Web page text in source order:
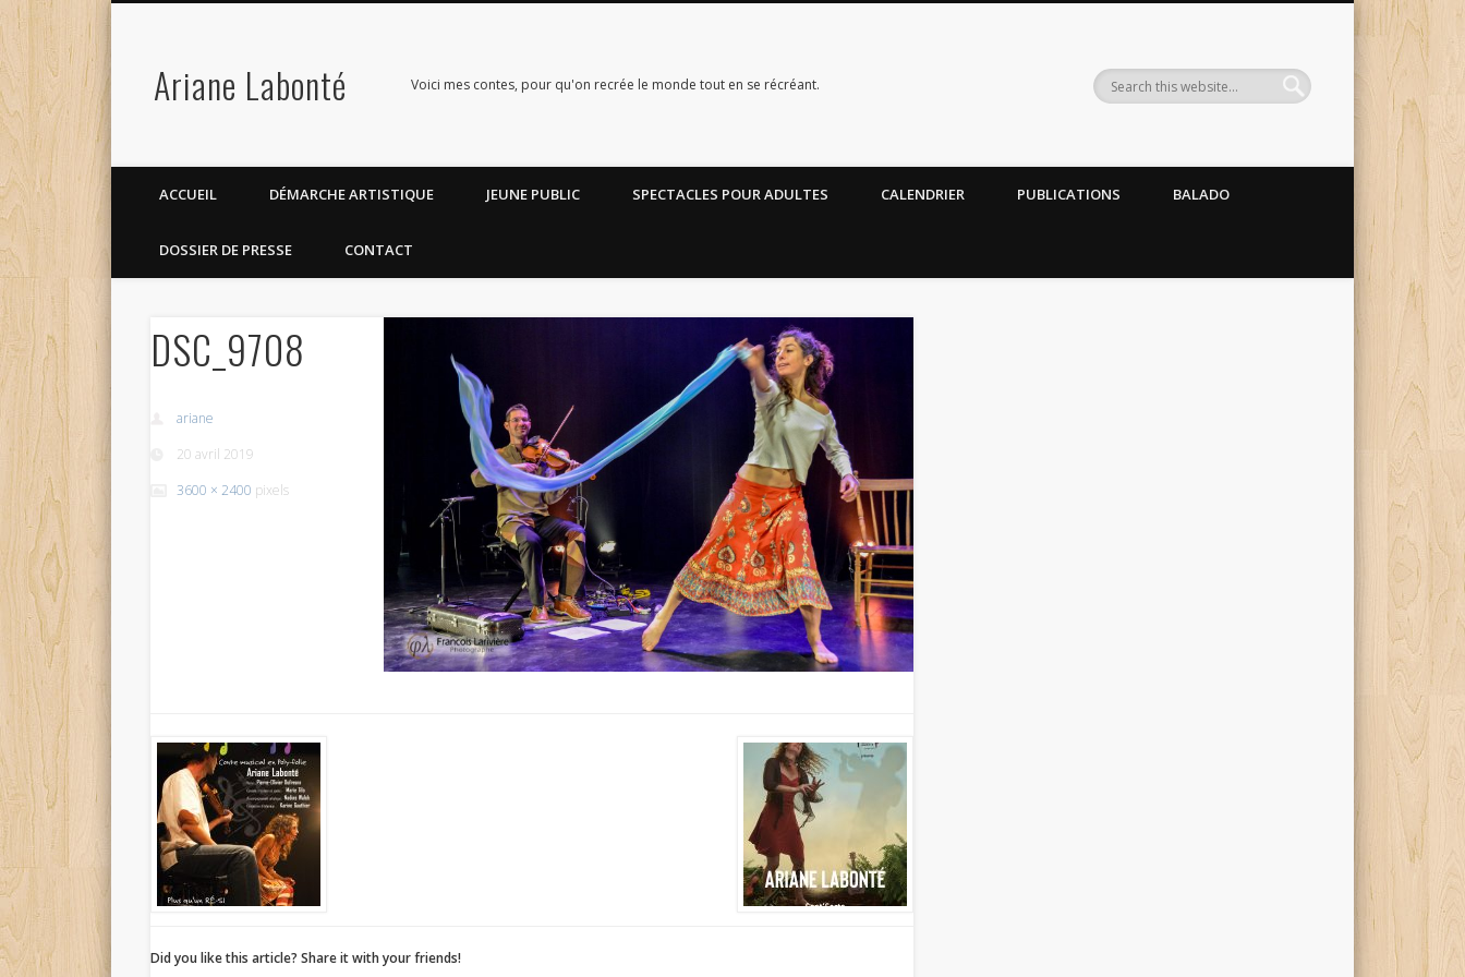
Ariane Labonté Voici mes contes, pour qu'on recrée le monde tout en se récréant.
ACCUEIL DÉMARCHE ARTISTIQUE JEUNE PUBLIC SPECTACLES POUR ADULTES CALENDRIER PUBLICATIONS BALADO
DOSSIER DE PRESSE CONTACT
DSC_9708
ariane
20 avril 2019
3600 × 2400 pixels
Did you like this article? Share it with your friends!